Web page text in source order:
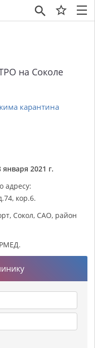
×
на Соколе
карантина
2021 г.
адресу:
кор.6.
Сокол, САО, район